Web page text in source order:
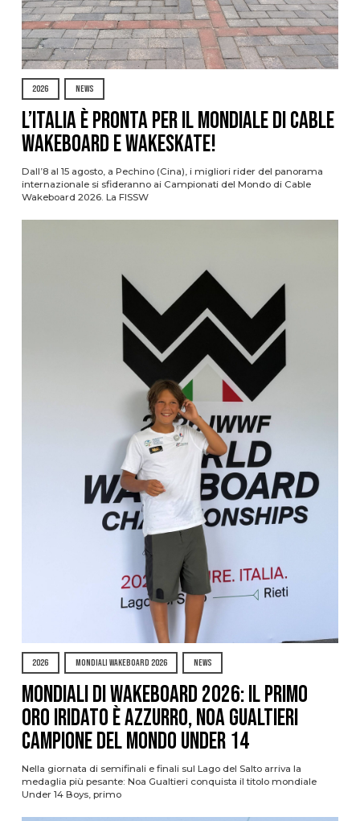
2026 NEWS
L’Italia è pronta per il Mondiale di Cable
Wakeboard e Wakeskate!
Dall’8 al 15 agosto, a Pechino (Cina), i migliori rider del panorama
internazionale si sfideranno ai Campionati del Mondo di Cable
Wakeboard 2026. La FISSW
2026 MONDIALI WAKEBOARD 2026 NEWS
Mondiali di Wakeboard 2026: il primo
oro iridato è azzurro, Noa Gualtieri
campione del mondo Under 14
Nella giornata di semifinali e finali sul Lago del Salto arriva la
medaglia più pesante: Noa Gualtieri conquista il titolo mondiale
Under 14 Boys, primo